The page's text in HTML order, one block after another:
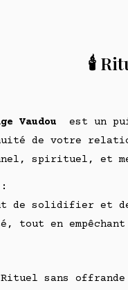
🕯️
Vaudou est un
de votre
spirituel, et
:
de solidifier et de
en
sans offrande